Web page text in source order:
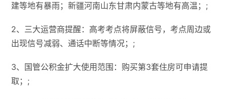
建等地有暴雨；新疆河南山东甘肃内蒙古等地有高温；;
2、三大运营商提醒：高考考点将屏蔽信号，考点周边或
出现信号减弱、通话中断等情况；;
3、国管公积金扩大使用范围：购买第3套住房可申请提
取；;